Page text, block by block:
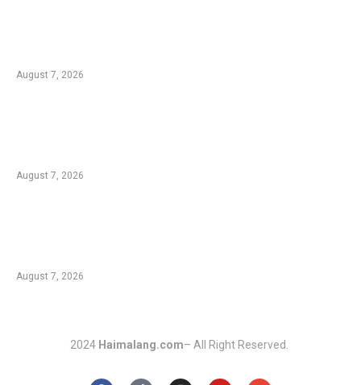
August 7, 2026
August 7, 2026
August 7, 2026
2024 Haimalang.com– All Right Reserved.